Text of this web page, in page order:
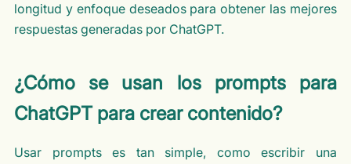
longitud y enfoque deseados para obtener las mejores
respuestas generadas por ChatGPT.
¿Cómo se usan los prompts para
ChatGPT para crear contenido?
Usar prompts es tan simple, como escribir una